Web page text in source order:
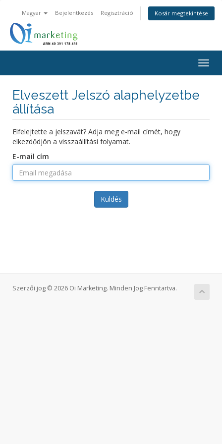
Magyar Bejelentkezés Regisztráció Kosár megtekintése
Elveszett Jelszó alaphelyzetbe
állítása
Elfelejtette a jelszavát? Adja meg e-mail címét, hogy
elkezdődjön a visszaállítási folyamat.
E-mail cím
Küldés
Szerzői jog © 2026 Oi Marketing. Minden Jog Fenntartva.